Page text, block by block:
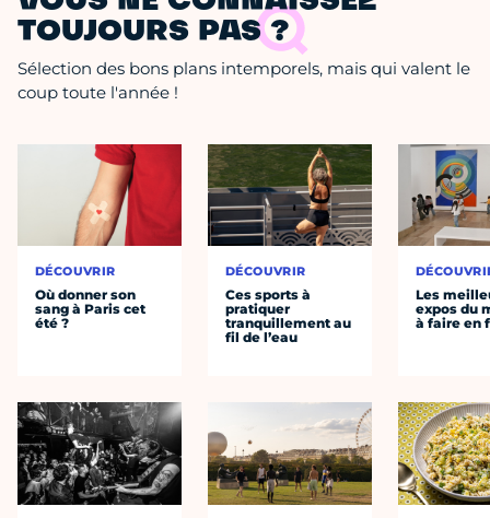
TOUJOURS PAS ?
Sélection des bons plans intemporels, mais qui valent le
coup toute l'année !
DÉCOUVRIR
Où donner son
sang à Paris cet
été ?
DÉCOUVRIR
Ces sports à
pratiquer
tranquillement au
fil de l’eau
Les
expos du
à faire en